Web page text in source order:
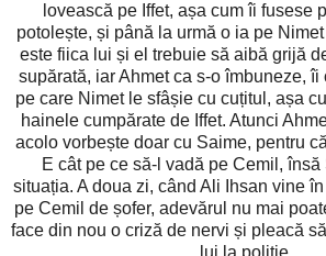
lovească pe Iffet, așa cum îi fusese
potolește, și până la urmă o ia pe
este fiica lui și el trebuie să aibă grijă
supărată, iar Ahmet ca s-o îmbuneze,
pe care Nimet le sfâșie cu cuțitul, așa
hainele cumpărate de Iffet. Atunci
acolo vorbește doar cu Saime, pentru
E cât pe ce să-l vadă pe Cemil,
situația. A doua zi, când Ali Ihsan vine
pe Cemil de șofer, adevărul nu mai
face din nou o criză de nervi și pleacă
lui la poliție.